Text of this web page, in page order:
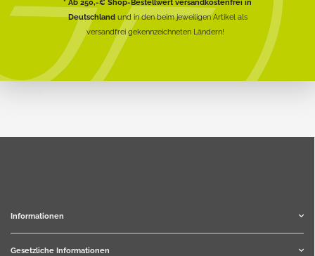
Deutschlandund in den beim jeweiligen Artikel als
versandfrei gekennzeichneten Ländern!
Informationen
Gesetzliche Informationen